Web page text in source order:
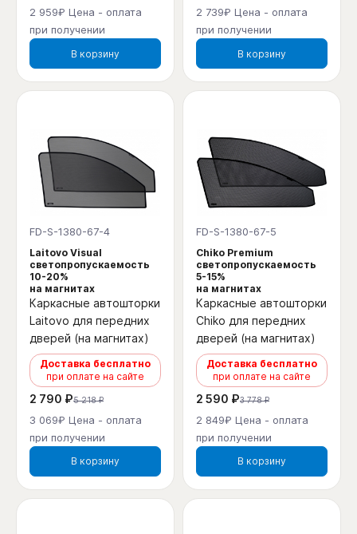
2 959₽ Цена - оплата
при получении
В корзину
2 739₽ Цена - оплата
при получении
В корзину
FD-S-1380-67-4
Laitovo Visual
светопропускаемость
10-20%
на магнитах
Каркасные автошторки
Laitovo для передних
дверей (на магнитах)
Доставка бесплатно
при оплате на сайте
2 790 ₽5 218 ₽
3 069₽ Цена - оплата
при получении
В корзину
FD-S-1380-67-5
Chiko Premium
светопропускаемость
5-15%
на магнитах
Каркасные автошторки
Chiko для передних
дверей (на магнитах)
Доставка бесплатно
при оплате на сайте
2 590 ₽3 778 ₽
2 849₽ Цена - оплата
при получении
В корзину